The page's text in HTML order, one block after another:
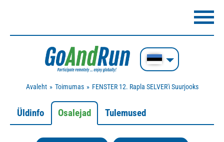
Avaleht Toimumas FENSTER 12. Rapla SELVER'i Suurjooks
Üldinfo Osalejad Tulemused